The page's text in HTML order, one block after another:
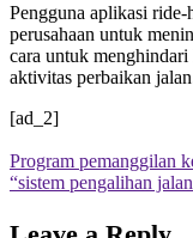
Pengguna aplikasi
perusahaan untuk
cara untuk
aktivitas perbaikan
[ad_2]
Program pemanggilan
“sistem pengalihan